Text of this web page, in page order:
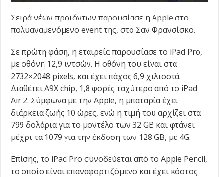
Σειρά νέων προϊόντων παρουσίασε ηAppleστο
πολυαναμενόμενο event της, στο Σαν Φρανσίσκο.
Σε πρώτη φάση, η εταιρεία παρουσίασε το iPad Pro,
με οθόνη 12,9 ιντσών. Η οθόνη του είναι στα
2732×2048 pixels, και έχει πάχος 6,9 χιλιοστά.
Διαθέτει Α9Χ chip, 1,8 φορές ταχύτερο από το iPad
Air 2. Σύμφωνα με την Apple, η μπαταρία έχει
διάρκεια ζωής 10 ώρες, ενώ η τιμή του αρχίζει στα
799 δολάρια για το μοντέλο των 32 GB και φτάνει
μέχρι τα 1079 για την έκδοση των 128 GB, με 4G.
Επίσης, το iPad Pro συνοδεύεται από το Apple Pencil,
το οποίο είναι επαναφορτιζόμενο και έχει κόστος